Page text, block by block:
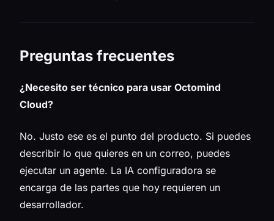
Preguntas frecuentes
¿Necesito ser técnico para usar Octomind
Cloud?
No. Justo ese es el punto del producto. Si puedes
describir lo que quieres en un correo, puedes
ejecutar un agente. La IA configuradora se
encarga de las partes que hoy requieren un
desarrollador.